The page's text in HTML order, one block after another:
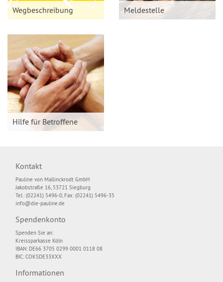
Wegbeschreibung Meldestelle
Hilfe für Betroffene
Kontakt
Pauline von Mallinckrodt GmbH
Jakobstraße 16, 53721 Siegburg
Tel.: (02241) 5496-0, Fax: (02241) 5496-35
info@die-pauline.de
Spendenkonto
Spenden Sie an:
Kreissparkasse Köln
IBAN: DE66 3705 0299 0001 0118 08
BIC: COKSDE33XXX
Informationen